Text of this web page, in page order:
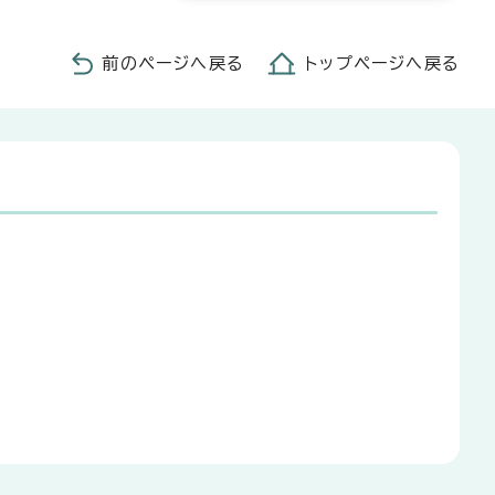
前のページへ戻る トップページへ戻る